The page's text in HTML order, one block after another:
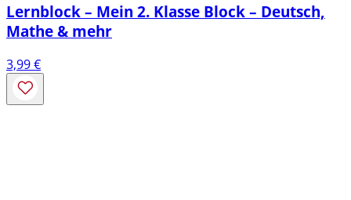
Lernblock – Mein 2. Klasse Block – Deutsch,
Mathe & mehr
3,99€